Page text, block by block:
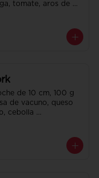
tomate, aros de
de 10 cm, 100 g
de vacuno, queso
cebolla